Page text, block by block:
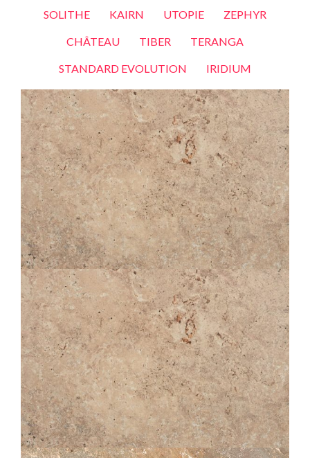
SOLITHE KAIRN UTOPIE ZEPHYR
CHÂTEAU TIBER TERANGA
STANDARD EVOLUTION IRIDIUM
TIBER
NATURAL
60X120 80X80 60X60 30X60 10X60
30X30
TIBER
NATURAL GESTRUCTUREERDE ANTI-SLIP